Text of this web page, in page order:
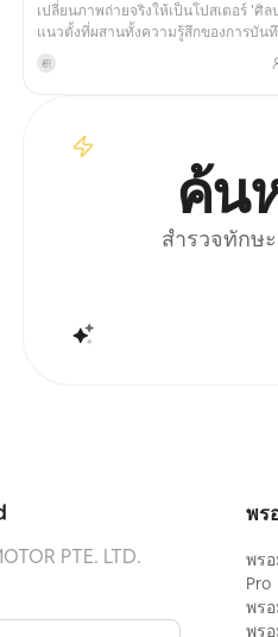
เปลี่ยนภาพถ่ายจริงให้เป็นโปสเตอร์ 'ศิล
แนวตั้งที่ผสานทั้งความรู้สึกของการบัน
ศิลปะ: ส่วนบนคงภาพถ่ายต้นฉบับที่ไม่ถู
ส่วนล่างใช้พื้นผิวกระดาษอบอุ่นหรือพื้นที่
ตกแต่งธรรมดา แต่ใช้บล็อกหมึกจำนวน
ที่นุ่มนวล ช่องว่างที่ตัด และเส้นที่บางเบา
ความสัมพันธ์ของสถาปัตยกรรม เมือง
ขนาดของมนุษย์ เส้นขอบฟ้า และแสงเ
แบบยังคงจดจำได้แม้ในภาพขนาดเล็ก
เน้นความรู้สึกสงบ ควบคุม และมีพื้นผิว
โดยปกติแล้วชื่อจะถูกวางไว้เล็กมาก เปี่ย
'รอยความทรงจำ' ที่มีความเป็นชุดเดียว
ล่าง ทำให้แต่ละภาพมีอารมณ์และเอกลั
ภาพที่ขยายได้
积
ค้น
สำรวจทักษ
PTE. LTD.
พร
พรอ
Pro
พรอ
พร